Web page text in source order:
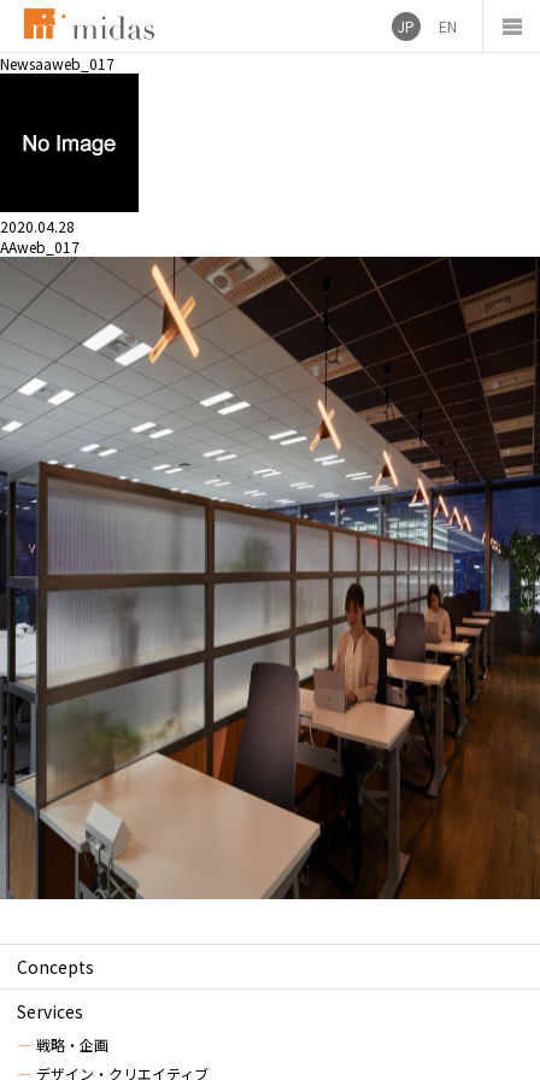
JP
EN
Newsaaweb_017
2020.04.28
AAweb_017
Concepts
Services
戦略・企画
デザイン・クリエイティブ